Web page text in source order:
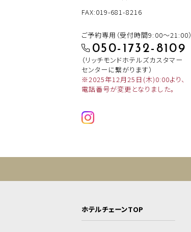
FAX:019-681-8216
ご予約専用（受付時間9:00～21:00）
050-1732-8109
（リッチモンドホテルズカスタマー
センターに繋がります）
※2025年12月25日(木)0:00より、
電話番号が変更となりました。
ホテルチェーンTOP